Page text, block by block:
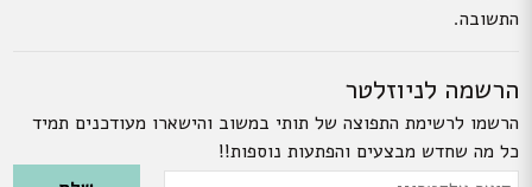
התשובה.
הרשמה לניוזלטר
הרשמו לרשימת התפוצה של תותי במשוב והישארו מעודכנים תמיד
כל מה שחדש מבצעים והפתעות נוספות!!